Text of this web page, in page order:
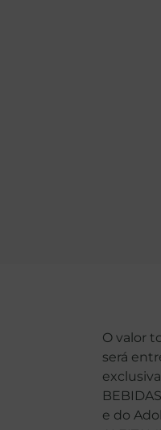
O valor
será
e do